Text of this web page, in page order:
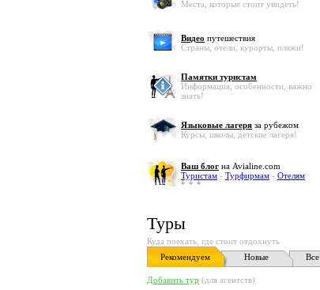
Места, которые стоит увидеть!
Видео путешествия
Страны, отели, курорты, пляжи!
Памятки туристам
Информация, особенности, важно
знать!
Языковые лагеря за рубежом
Курсы, школы, детские лагеря!
Ваш блог на Avialine.com
Туристам - Турфирмам - Отелям
Туры
Куда поехать, где стоит отдохнуть
Рекомендуем
Новые Все
Добавить тур (для агентств)